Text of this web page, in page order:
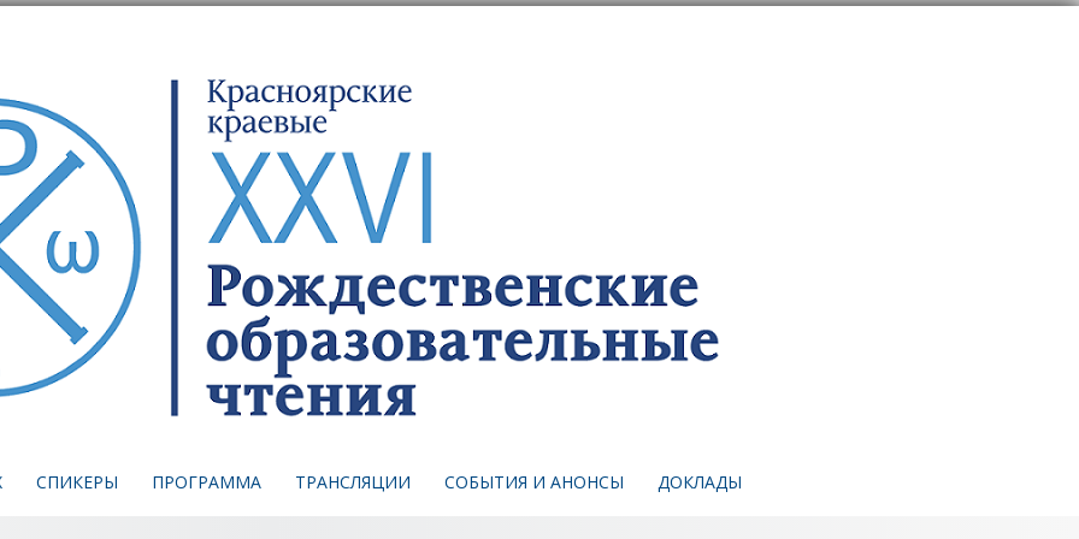
СПИКЕРЫ ПРОГРАММА ТРАНСЛЯЦИИ СОБЫТИЯ И АНОНСЫ ДОКЛАДЫ